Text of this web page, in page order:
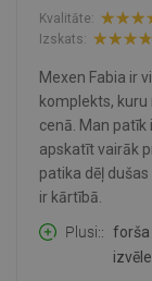
Kvalitāte:
Izskats:
Mexen Fabia ir
komplekts,
cenā. Man patīk
apskatīt vairāk
patika dēļ
ir kārtībā.
Plusi:
forša
izvēle